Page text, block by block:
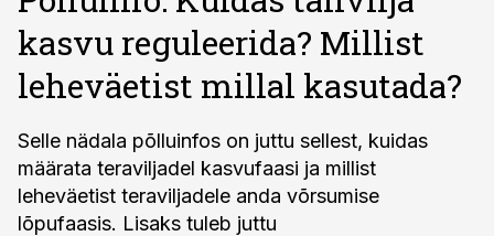
kasvu reguleerida? Millist
leheväetist millal kasutada?
Selle nädala põlluinfos on juttu sellest, kuidas
määrata teraviljadel kasvufaasi ja millist
leheväetist teraviljadele anda võrsumise
lõpufaasis. Lisaks tuleb juttu